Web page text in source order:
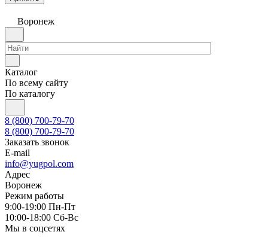
Воронеж
Каталог
По всему сайту
По каталогу
8 (800) 700-79-70
8 (800) 700-79-70
Заказать звонок
E-mail
info@yugpol.com
Адрес
Воронеж
Режим работы
9:00-19:00 Пн-Пт
10:00-18:00 Cб-Вс
Мы в соцсетях